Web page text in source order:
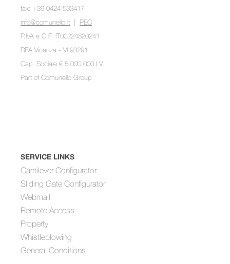
fax: +39 0424 533417
info@comunello.it | PEC
P.IVA e C.F. IT00224820241
REA Vicenza - VI 93291
Cap. Sociale € 5.000.000 I.V.
Part of Comunello Group
SERVICE LINKS
Cantilever Configurator
Sliding Gate Configurator
Webmail
Remote Access
Property
Whistleblowing
General Conditions